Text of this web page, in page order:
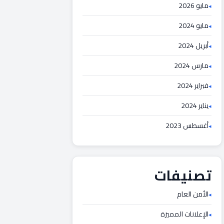
مايو 2026
مايو 2024
أبريل 2024
مارس 2024
فبراير 2024
يناير 2024
أغسطس 2023
تصنيفات
الأمن العام
الإعلانات المميزة